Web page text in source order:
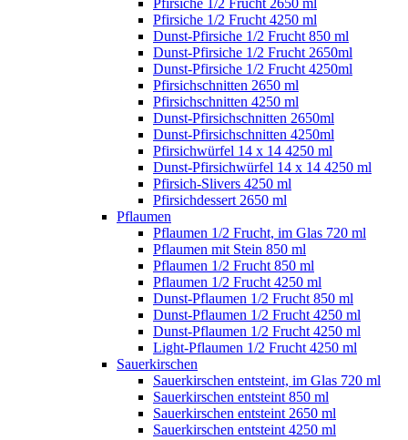
Pfirsiche 1/2 Frucht 4250 ml
Dunst-Pfirsiche 1/2 Frucht 850 ml
Dunst-Pfirsiche 1/2 Frucht 2650ml
Dunst-Pfirsiche 1/2 Frucht 4250ml
Pfirsichschnitten 2650 ml
Pfirsichschnitten 4250 ml
Dunst-Pfirsichschnitten 2650ml
Dunst-Pfirsichschnitten 4250ml
Pfirsichwürfel 14 x 14 4250 ml
Dunst-Pfirsichwürfel 14 x 14 4250 ml
Pfirsich-Slivers 4250 ml
Pfirsichdessert 2650 ml
Pflaumen
Pflaumen 1/2 Frucht, im Glas 720 ml
Pflaumen mit Stein 850 ml
Pflaumen 1/2 Frucht 850 ml
Pflaumen 1/2 Frucht 4250 ml
Dunst-Pflaumen 1/2 Frucht 850 ml
Dunst-Pflaumen 1/2 Frucht 4250 ml
Dunst-Pflaumen 1/2 Frucht 4250 ml
Light-Pflaumen 1/2 Frucht 4250 ml
Sauerkirschen
Sauerkirschen entsteint, im Glas 720 ml
Sauerkirschen entsteint 850 ml
Sauerkirschen entsteint 2650 ml
Sauerkirschen entsteint 4250 ml